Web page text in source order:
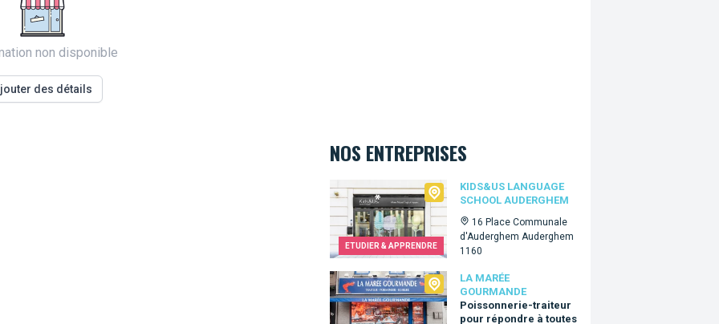
non disponible
des détails
NOS ENTREPRISES
ETUDIER & APPRENDRE
KIDS&US LANGUAGE
SCHOOL AUDERGHEM
16 Place Communale
d'Auderghem Auderghem
1160
Kids&Us language school Auderghem
LA MARÉE
GOURMANDE
Poissonnerie-traiteur
pour répondre à toutes
La Marée Gourmande